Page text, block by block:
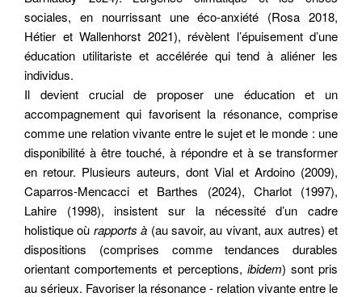
sociales, en nourrissant une éco-anxiété (Rosa 2018,
Hétier et Wallenhorst 2021), révèlent l’épuisement d’une
éducation utilitariste et accélérée qui tend à aliéner les
individus.
Il devient crucial de proposer une éducation et un
accompagnement qui favorisent la résonance, comprise
comme une relation vivante entre le sujet et le monde : une
disponibilité à être touché, à répondre et à se transformer
en retour. Plusieurs auteurs, dont Vial et Ardoino (2009),
Caparros-Mencacci et Barthes (2024), Charlot (1997),
Lahire (1998), insistent sur la nécessité d’un cadre
holistique où rapports à (au savoir, au vivant, aux autres) et
dispositions (comprises comme tendances durables
orientant comportements et perceptions, ibidem) sont pris
au sérieux. Favoriser la résonance - relation vivante entre le